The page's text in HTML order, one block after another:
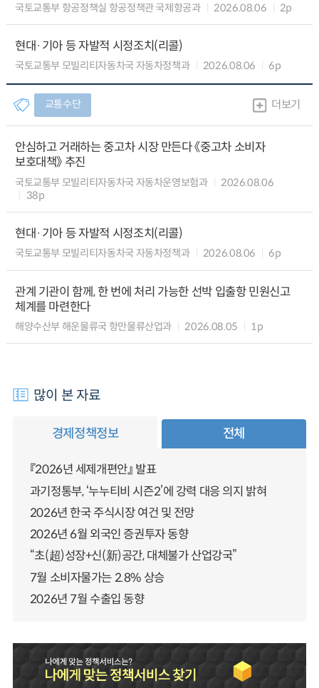
국토교통부 항공정책실 항공정책관 국제항공과 2026.08.06 2p
현대·기아 등 자발적 시정조치(리콜)
국토교통부 모빌리티자동차국 자동차정책과 2026.08.06 6p
교통수단 더보기
안심하고 거래하는 중고차 시장 만든다 《중고차 소비자
보호대책》 추진
국토교통부 모빌리티자동차국 자동차운영보험과
2026.08.06
38p
현대·기아 등 자발적 시정조치(리콜)
국토교통부 모빌리티자동차국 자동차정책과 2026.08.06 6p
관계 기관이 함께, 한 번에 처리 가능한 선박 입출항 민원신고
체계를 마련한다
해양수산부 해운물류국 항만물류산업과 2026.08.05 1p
많이 본 자료
경제정책정보 전체
『2026년 세제개편안』 발표
과기정통부, ‘누누티비 시즌2’에 강력 대응 의지 밝혀
2026년 한국 주식시장 여건 및 전망
2026년 6월 외국인 증권투자 동향
“초(超)성장+신(新)공간, 대체불가 산업강국”
7월 소비자물가는 2.8% 상승
2026년 7월 수출입 동향